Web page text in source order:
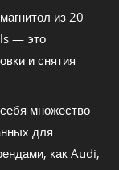
из 20
— это
и снятия
множество
для
как Audi,